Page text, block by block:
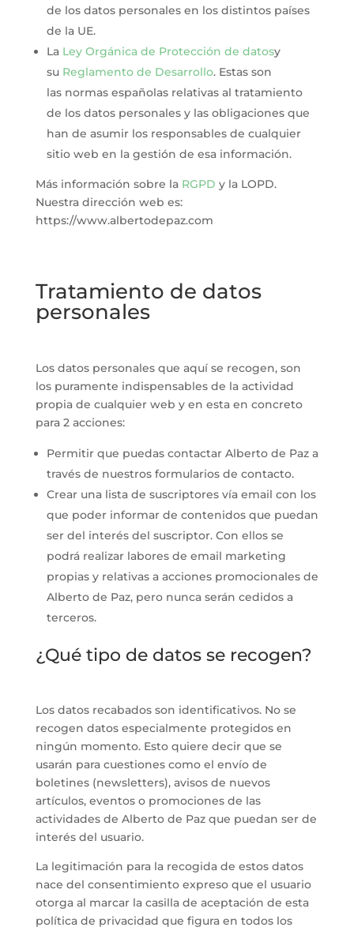
de los datos personales en los distintos países
de la UE.
La Ley Orgánica de Protección de datosy
su Reglamento de Desarrollo. Estas son
las normas españolas relativas al tratamiento
de los datos personales y las obligaciones que
han de asumir los responsables de cualquier
sitio web en la gestión de esa información.
Más información sobre la RGPD y la LOPD.
Nuestra dirección web es:
https://www.albertodepaz.com
Tratamiento de datos
personales
Los datos personales que aquí se recogen, son
los puramente indispensables de la actividad
propia de cualquier web y en esta en concreto
para 2 acciones:
Permitir que puedas contactar Alberto de Paz a
través de nuestros formularios de contacto.
Crear una lista de suscriptores vía email con los
que poder informar de contenidos que puedan
ser del interés del suscriptor. Con ellos se
podrá realizar labores de email marketing
propias y relativas a acciones promocionales de
Alberto de Paz, pero nunca serán cedidos a
terceros.
¿Qué tipo de datos se recogen?
Los datos recabados son identificativos. No se
recogen datos especialmente protegidos en
ningún momento. Esto quiere decir que se
usarán para cuestiones como el envío de
boletines (newsletters), avisos de nuevos
artículos, eventos o promociones de las
actividades de Alberto de Paz que puedan ser de
interés del usuario.
La legitimación para la recogida de estos datos
nace del consentimiento expreso que el usuario
otorga al marcar la casilla de aceptación de esta
política de privacidad que figura en todos los